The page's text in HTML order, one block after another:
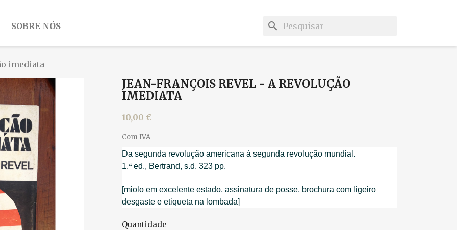
SOBRE NÓS search
imediata
JEAN-FRANÇOIS REVEL - A REVOLUÇÃO
IMEDIATA
10,00 €
Com IVA
Da segunda revolução americana à segunda revolução mundial.
1.ª ed., Bertrand, s.d. 323 pp.
[miolo em excelente estado, assinatura de posse, brochura com ligeiro
desgaste e etiqueta na lombada]
Quantidade